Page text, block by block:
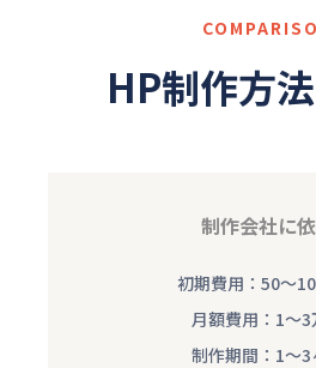
HP制作方
制作会社に
初期費用：50〜
月額費用：1〜3
制作期間：1〜3